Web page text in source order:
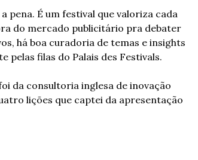
pena. É um festival que valoriza cada
do mercado publicitário pra debater
há boa curadoria de temas e insights
pelas filas do Palais des Festivals.
da consultoria inglesa de inovação
lições que captei da apresentação